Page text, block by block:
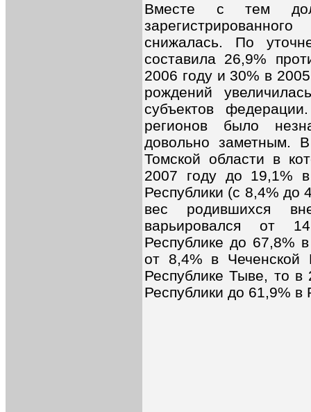
Вместе с тем
снижалась. По
составила 26,9%
2006 году и 30% в
рождений
субъектов
регионов было
довольно заметным.
Томской области в
2007 году до 19,1%
Республики (с 8,4% до
вес родившихся
варьировался от
Республике до 67,8%
от 8,4% в Чеченской
Республике Тыве, то в
Республики до 61,9% в